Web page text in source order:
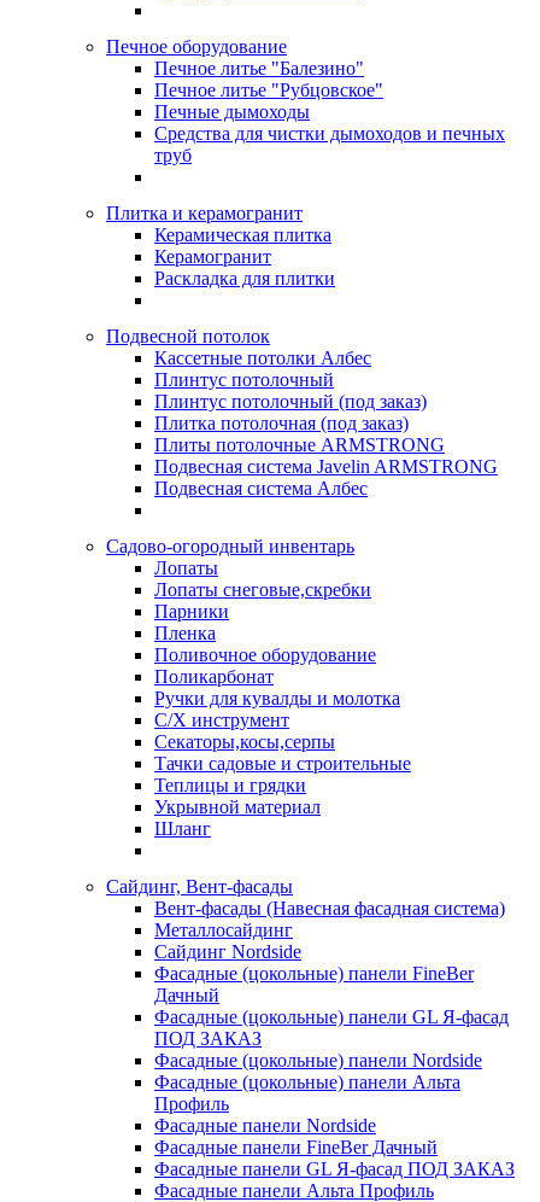
Печное оборудование
Печное литье "Балезино"
Печное литье "Рубцовское"
Печные дымоходы
Средства для чистки дымоходов и печных
труб
Плитка и керамогранит
Керамическая плитка
Керамогранит
Раскладка для плитки
Подвесной потолок
Кассетные потолки Албес
Плинтус потолочный
Плинтус потолочный (под заказ)
Плитка потолочная (под заказ)
Плиты потолочные ARMSTRONG
Подвесная система Javelin ARMSTRONG
Подвесная система Албес
Садово-огородный инвентарь
Лопаты
Лопаты снеговые,скребки
Парники
Пленка
Поливочное оборудование
Поликарбонат
Ручки для кувалды и молотка
С/Х инструмент
Секаторы,косы,серпы
Тачки садовые и строительные
Теплицы и грядки
Укрывной материал
Шланг
Сайдинг, Вент-фасады
Вент-фасады (Навесная фасадная система)
Металлосайдинг
Сайдинг Nordside
Фасадные (цокольные) панели FineBer
Дачный
Фасадные (цокольные) панели GL Я-фасад
ПОД ЗАКАЗ
Фасадные (цокольные) панели Nordside
Фасадные (цокольные) панели Альта
Профиль
Фасадные панели Nordside
Фасадные панели FineBer Дачный
Фасадные панели GL Я-фасад ПОД ЗАКАЗ
Фасадные панели Альта Профиль